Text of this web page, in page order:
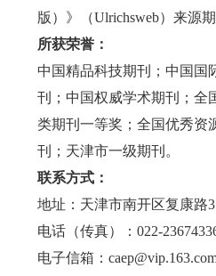
版）》（Ulrichsweb）来源期
所获荣誉：
中国精品科技期刊；中国国
刊；中国权威学术期刊；全
类期刊一等奖；全国优秀资
刊；天津市一级期刊。
联系方式：
地址：天津市南开区复康路
电话（传真）：022-
电子信箱：caep@vip.163.com